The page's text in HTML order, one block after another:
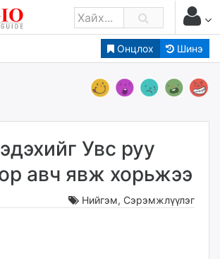
Онцлох Шинэ
Увс руу
авч явж хорьжээ
Нийгэм, Сэрэмжлүүлэг